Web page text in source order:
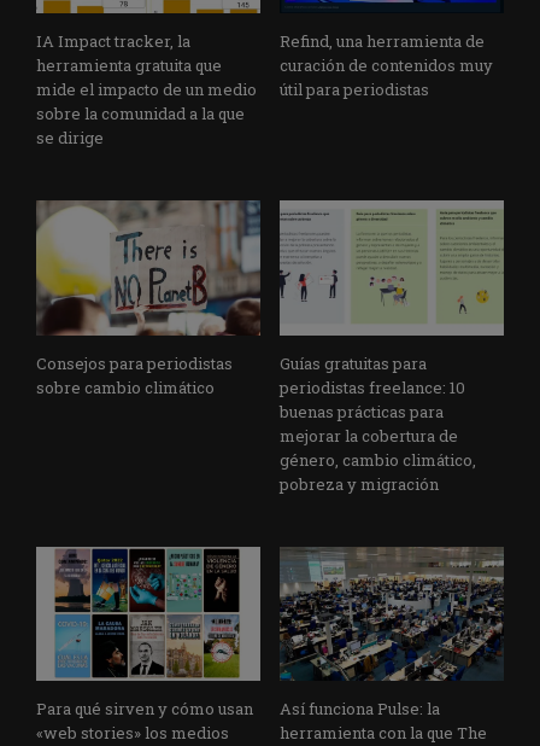
IA Impact tracker, la
herramienta gratuita que
mide el impacto de un medio
sobre la comunidad a la que
se dirige
Refind, una herramienta de
curación de contenidos muy
útil para periodistas
Consejos para periodistas
sobre cambio climático
Guías gratuitas para
periodistas freelance: 10
buenas prácticas para
mejorar la cobertura de
género, cambio climático,
pobreza y migración
Para qué sirven y cómo usan
«web stories» los medios
Así funciona Pulse: la
herramienta con la que The